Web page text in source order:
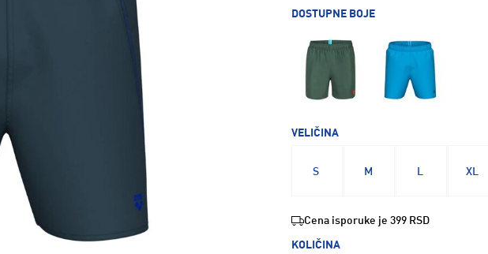
DOSTUPNE BOJE
VELIČINA
S M XL
Cena isporuke je 399 RSD
KOLIČINA